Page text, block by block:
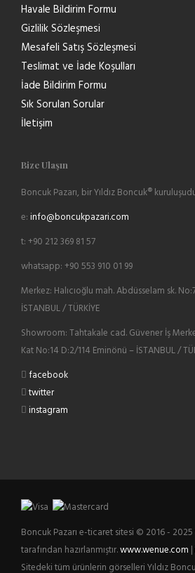
Havale Bildirim Formu
Gizlilik Sözleşmesi
Mesafeli Satış Sözleşmesi
Teslimat ve İade Koşulları
İade Bildirim Formu
Sık Sorulan Sorular
İletişim
Bize Ulaşın
Boncuk Pazarı, bir Yıldız Boncuk®
e:info@boncukpazari.com
t: +90 212 369 81 57
whatsapp: +90 553 910 01 99
Merkez: Halıcıoğlu mah. Abdüsselam sk.
İSTANBUL / TÜRKİYE
Showroom: Tahtakale cad. Güvener İş
Kat No:14 D:2/114 Eminönü – İSTANBUL /
facebook
twitter
instagram
Boncuk Pazarı e-ticaret sitesi © 2016 -
tarafından hazırlanmıştır.www.wenue.com |
Sitedeki tüm ürünlerin görselleri Yıldız